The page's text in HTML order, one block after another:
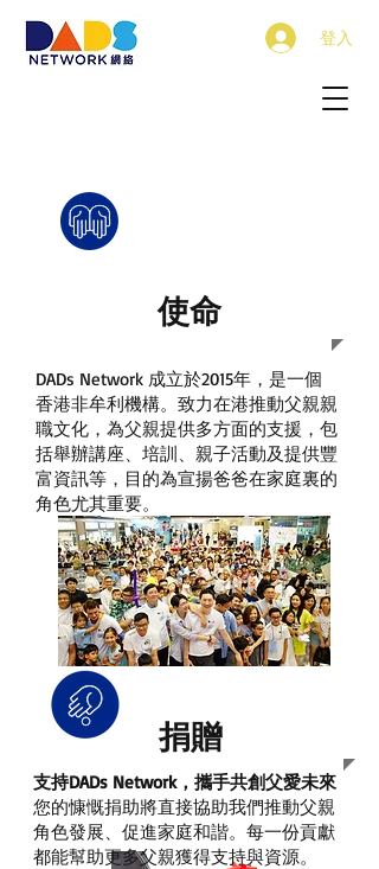
登入
使命
DADs Network 成立於2015年，是一個
香港非牟利機構。致力在港推動父親親
職文化，為父親提供多方面的支援，包
括舉辦講座、培訓、親子活動及提供豐
富資訊等，目的為宣揚爸爸在家庭裏的
角色尤其重要。
捐贈
支持DADs Network，攜手共創父愛未來
您的慷慨捐助將直接協助我們推動父親
角色發展、促進家庭和諧。每一份貢獻
都能幫助更多父親獲得支持與資源。